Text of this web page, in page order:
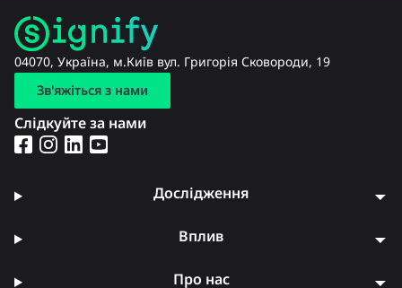
04070, Україна, м.Київ вул. Григорія Сковороди, 19
Зв'яжіться з нами
Слідкуйте за нами
Дослідження
Вплив
Про нас